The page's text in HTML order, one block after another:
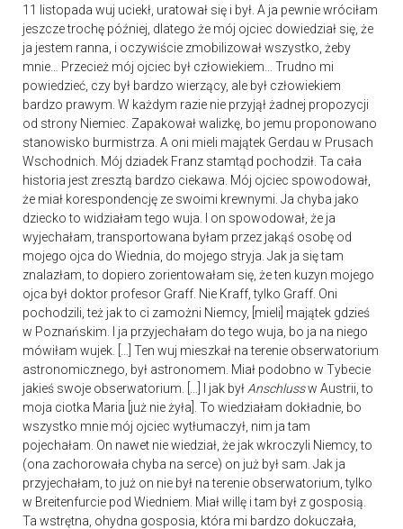
11 listopada wuj uciekł, uratował się i był. A ja pewnie wróciłam
jeszcze trochę później, dlatego że mój ojciec dowiedział się, że
ja jestem ranna, i oczywiście zmobilizował wszystko, żeby
mnie… Przecież mój ojciec był człowiekiem… Trudno mi
powiedzieć, czy był bardzo wierzący, ale był człowiekiem
bardzo prawym. W każdym razie nie przyjął żadnej propozycji
od strony Niemiec. Zapakował walizkę, bo jemu proponowano
stanowisko burmistrza. A oni mieli majątek Gerdau w Prusach
Wschodnich. Mój dziadek Franz stamtąd pochodził. Ta cała
historia jest zresztą bardzo ciekawa. Mój ojciec spowodował,
że miał korespondencję ze swoimi krewnymi. Ja chyba jako
dziecko to widziałam tego wuja. I on spowodował, że ja
wyjechałam, transportowana byłam przez jakąś osobę od
mojego ojca do Wiednia, do mojego stryja. Jak ja się tam
znalazłam, to dopiero zorientowałam się, że ten kuzyn mojego
ojca był doktor profesor Graff. Nie Kraff, tylko Graff. Oni
pochodzili, też jak to ci zamożni Niemcy, [mieli] majątek gdzieś
w Poznańskim. I ja przyjechałam do tego wuja, bo ja na niego
mówiłam wujek. […] Ten wuj mieszkał na terenie obserwatorium
astronomicznego, był astronomem. Miał podobno w Tybecie
jakieś swoje obserwatorium. […] I jak był Anschlussw Austrii, to
moja ciotka Maria [już nie żyła]. To wiedziałam dokładnie, bo
wszystko mnie mój ojciec wytłumaczył, nim ja tam
pojechałam. On nawet nie wiedział, że jak wkroczyli Niemcy, to
(ona zachorowała chyba na serce) on już był sam. Jak ja
przyjechałam, to już on nie był na terenie obserwatorium, tylko
w Breitenfurcie pod Wiedniem. Miał willę i tam był z gosposią.
Ta wstrętna, ohydna gosposia, która mi bardzo dokuczała,